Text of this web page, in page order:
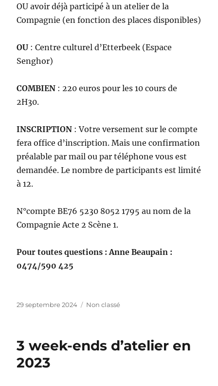
OU avoir déjà participé à un atelier de la
Compagnie (en fonction des places disponibles)
OU : Centre culturel d’Etterbeek (Espace
Senghor)
COMBIEN : 220 euros pour les 10 cours de
2H30.
INSCRIPTION : Votre versement sur le compte
fera office d’inscription. Mais une confirmation
préalable par mail ou par téléphone vous est
demandée. Le nombre de participants est limité
à 12.
N°compte BE76 5230 8052 1795 au nom de la
Compagnie Acte 2 Scène 1.
Pour toutes questions : Anne Beaupain :
0474/590 425
Publié
29 septembre 2024 Catégories
Non classé
3 week-ends d’atelier en
2023